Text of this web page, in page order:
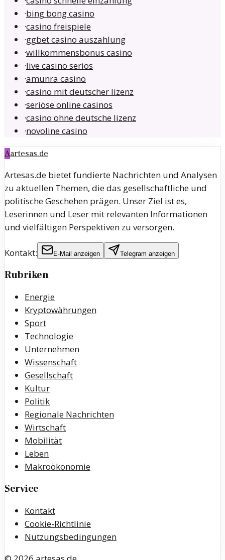
·bing bong casino
·casino freispiele
·ggbet casino auszahlung
·willkommensbonus casino
·live casino seriös
·amunra casino
·casino mit deutscher lizenz
·seriöse online casinos
·casino ohne deutsche lizenz
·novoline casino
Aartesas.de
Artesas.de bietet fundierte Nachrichten und Analysen
zu aktuellen Themen, die das gesellschaftliche und
politische Geschehen prägen. Unser Ziel ist es,
Leserinnen und Leser mit relevanten Informationen
und vielfältigen Perspektiven zu versorgen.
Kontakt: E-Mail anzeigen Telegram anzeigen
Rubriken
Energie
Kryptowährungen
Sport
Technologie
Unternehmen
Wissenschaft
Gesellschaft
Kultur
Politik
Regionale Nachrichten
Wirtschaft
Mobilität
Leben
Makroökonomie
Service
Kontakt
Cookie-Richtlinie
Nutzungsbedingungen